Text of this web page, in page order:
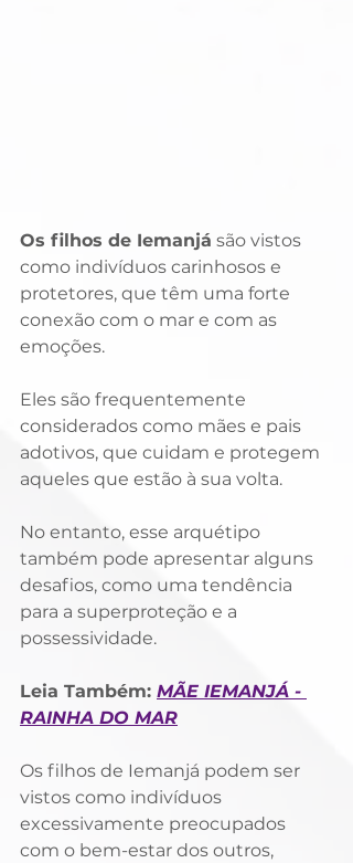
Os filhos de Iemanjá são vistos
como indivíduos carinhosos e
protetores, que têm uma forte
conexão com o mar e com as
emoções.
Eles são frequentemente
considerados como mães e pais
adotivos, que cuidam e protegem
aqueles que estão à sua volta.
No entanto, esse arquétipo
também pode apresentar alguns
desafios, como uma tendência
para a superproteção e a
possessividade.
Leia Também: MÃE IEMANJÁ -
RAINHA DO MAR
Os filhos de Iemanjá podem ser
vistos como indivíduos
excessivamente preocupados
com o bem-estar dos outros,